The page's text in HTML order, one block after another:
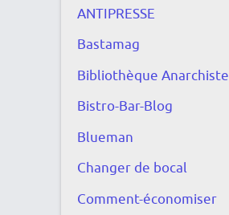
ANTIPRESSE
Bastamag
Bibliothèque Anarchiste
Bistro-Bar-Blog
Blueman
Changer de bocal
Comment-économiser